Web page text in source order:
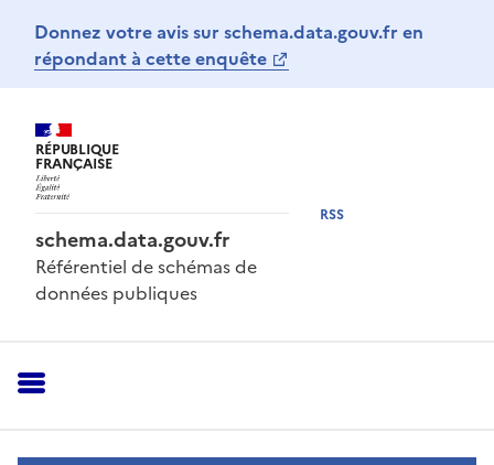
Donnez votre avis sur schema.data.gouv.fr en
répondant à cette enquête
RÉPUBLIQUE
FRANÇAISE
schema.data.gouv.fr
Référentiel de schémas de
données publiques
RSS